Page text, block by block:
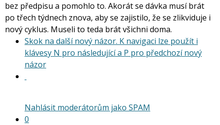
bez předpisu a pomohlo to. Akorát se dávka musí brát
po třech týdnech znova, aby se zajistilo, že se zlikviduje i
nový cyklus. Museli to teda brát všichni doma.
Skok na další nový názor. K navigaci lze použít i
klávesy N pro následující a P pro předchozí nový
názorSkok
názor.
Nahlásit moderátorům jako SPAM
0